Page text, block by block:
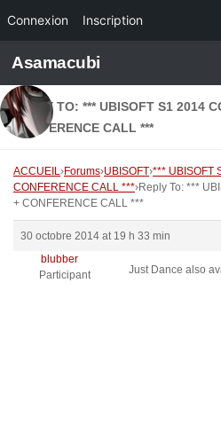
Connexion Inscription
Skip to content
Asamacubi
REPLY TO: *** UBISOFT S1 2014
CONFERENCE CALL ***
ACCUEIL›Forums›UBISOFT›*** UBISOFT
CONFERENCE CALL ***›Reply To: ***
+ CONFERENCE CALL ***
30 octobre 2014 at 19 h 33 min
blubber
Participant
Just Dance also